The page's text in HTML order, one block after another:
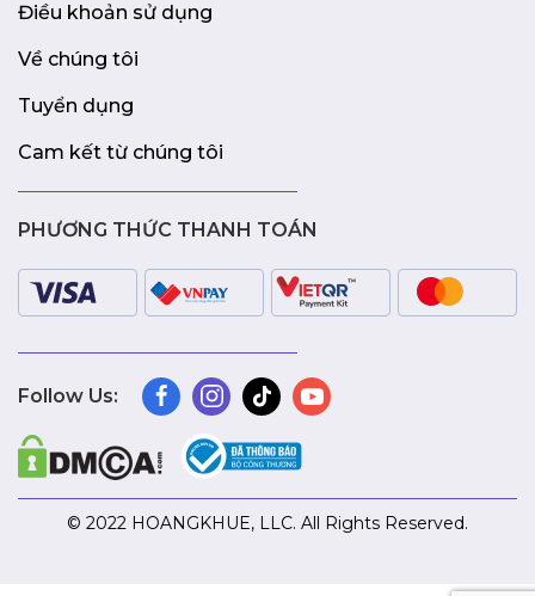
Điều khoản sử dụng
Về chúng tôi
Tuyển dụng
Cam kết từ chúng tôi
PHƯƠNG THỨC THANH TOÁN
Follow Us:
© 2022 HOANGKHUE, LLC. All Rights Reserved.